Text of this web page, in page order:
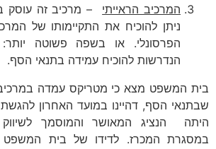
המרכיב הראייתי – מרכיב זה עוסק
ניתן להוכיח את התקיימותו של
הפרסונלי. או בשפה פשוטה
הנדרשות להוכיח עמידה בתנאי הסף.
בית המשפט מצא כי מטריקס עמדה במרכיב
שבתנאי הסף, דהיינו במועד האחרון
היתה הנציג המאושר והמוסמך
במסגרת המכרז. לדידו של בית המשפט